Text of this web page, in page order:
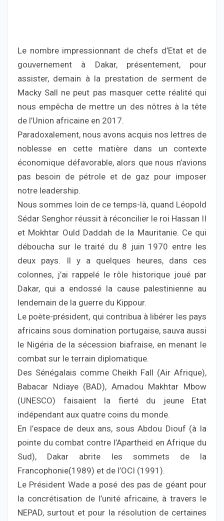
Le nombre impressionnant de chefs d’Etat et de
gouvernement à Dakar, présentement, pour
assister, demain à la prestation de serment de
Macky Sall ne peut pas masquer cette réalité qui
nous empêcha de mettre un des nôtres à la tête
de l’Union africaine en 2017.
Paradoxalement, nous avons acquis nos lettres de
noblesse en cette matière dans un contexte
économique défavorable, alors que nous n’avions
pas besoin de pétrole et de gaz pour imposer
notre leadership.
Nous sommes loin de ce temps-là, quand Léopold
Sédar Senghor réussit à réconcilier le roi Hassan II
et Mokhtar Ould Daddah de la Mauritanie. Ce qui
déboucha sur le traité du 8 juin 1970 entre les
deux pays. Il y a quelques heures, dans ces
colonnes, j’ai rappelé le rôle historique joué par
Dakar, qui a endossé la cause palestinienne au
lendemain de la guerre du Kippour.
Le poète-président, qui contribua à libérer les pays
africains sous domination portugaise, sauva aussi
le Nigéria de la sécession biafraise, en menant le
combat sur le terrain diplomatique.
Des Sénégalais comme Cheikh Fall (Air Afrique),
Babacar Ndiaye (BAD), Amadou Makhtar Mbow
(UNESCO) faisaient la fierté du jeune Etat
indépendant aux quatre coins du monde.
En l’espace de deux ans, sous Abdou Diouf (à la
pointe du combat contre l’Apartheid en Afrique du
Sud), Dakar abrite les sommets de la
Francophonie(1989) et de l’OCI (1991).
Le Président Wade a posé des pas de géant pour
la concrétisation de l’unité africaine, à travers le
NEPAD, surtout et pour la résolution de certaines